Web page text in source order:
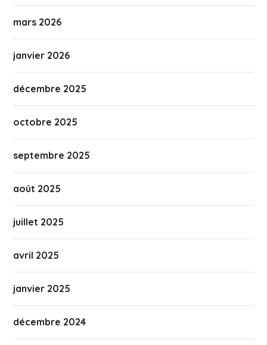
mars 2026
janvier 2026
décembre 2025
octobre 2025
septembre 2025
août 2025
juillet 2025
avril 2025
janvier 2025
décembre 2024